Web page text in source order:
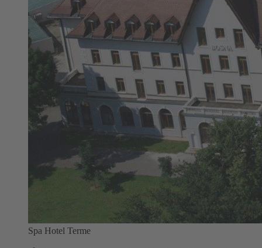
Spa Hotel Terme